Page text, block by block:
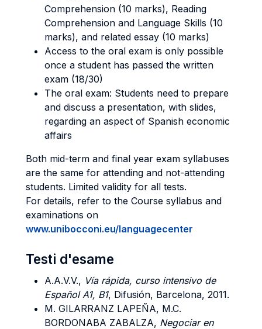
Comprehension (10 marks), Reading
Comprehension and Language Skills (10
marks), and related essay (10 marks)
Access to the oral exam is only possible
once a student has passed the written
exam (18/30)
The oral exam: Students need to prepare
and discuss a presentation, with slides,
regarding an aspect of Spanish economic
affairs
Both mid-term and final year exam syllabuses
are the same for attending and not-attending
students. Limited validity for all tests.
For details, refer to the Course syllabus and
examinations on
www.unibocconi.eu/languagecenter
Testi d'esame
A.A.V.V., Vía rápida, curso intensivo de
Español A1, B1, Difusión, Barcelona, 2011.
M. GILARRANZ LAPEÑA, M.C.
BORDONABA ZABALZA, Negociar en